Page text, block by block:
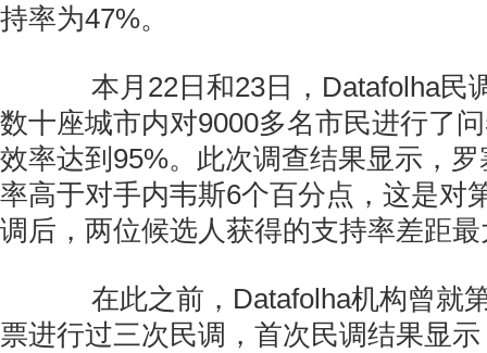
持率为47%。
本月22日和23日，Datafolha民
数十座城市内对9000多名市民进行了
效率达到95%。此次调查结果显示，
率高于对手内韦斯6个百分点，这是对
调后，两位候选人获得的支持率差距
在此之前，Datafolha机构曾就
票进行过三次民调，首次民调结果显